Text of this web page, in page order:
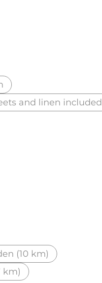
and linen included
(10 km)
km)